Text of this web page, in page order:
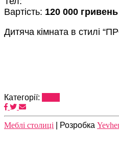
Вартість: 120 000 гривень
Дитяча кімната в стилі
Категорії:
Meблі столиці | Розробка